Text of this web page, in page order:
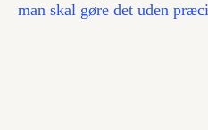
man skal gøre det uden